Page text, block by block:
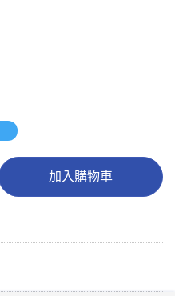
加入購物車